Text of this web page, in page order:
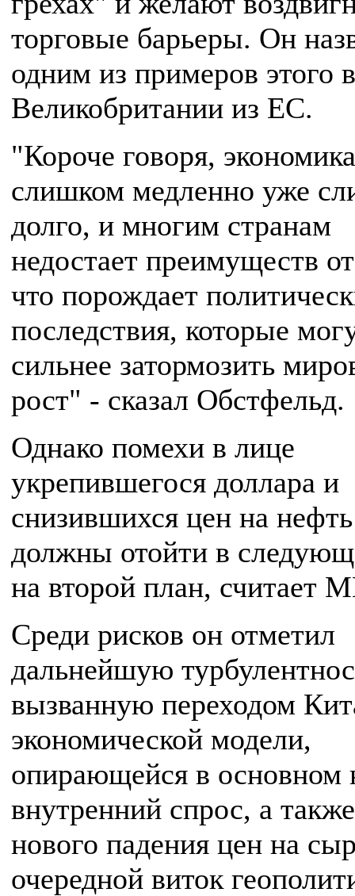
торговые барьеры. Он
одним из примеров этого
Великобритании из ЕС.
"Короче говоря,
слишком медленно уже
долго, и многим странам
недостает преимуществ
что порождает
последствия, которые
сильнее затормозить
рост" - сказал Обстфельд.
Однако помехи в лице
укрепившегося доллара и
снизившихся цен на нефть
должны отойти в
на второй план, считает
Среди рисков он отметил
дальнейшую
вызванную переходом
экономической модели,
опирающейся в основном
внутренний спрос, а
нового падения цен на
очередной виток